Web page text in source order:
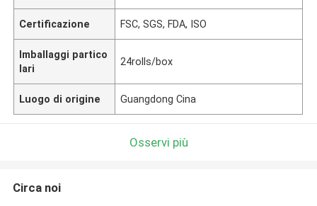
Certificazione FSC, SGS, FDA, ISO
Imballaggi partico
lari
24rolls/box
Luogo di origine Guangdong Cina
Osservi più
Circa noi